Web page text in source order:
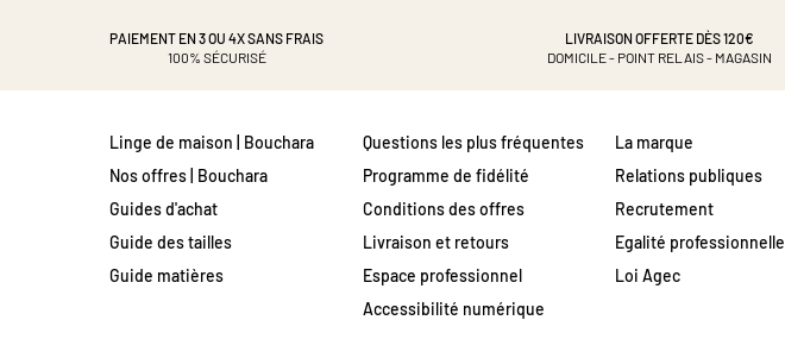
PAIEMENT EN 3 OU 4XSANS FRAIS
100% SÉCURISÉ
LIVRAISON OFFERTE DÈS 120€
DOMICILE - POINT RELAIS - MAGASIN
Linge de maison | Bouchara
Nos offres | Bouchara
Guides d'achat
Guide des tailles
Guide matières
Questions les plus fréquentes
Programme de fidélité
Conditions des offres
Livraison et retours
Espace professionnel
Accessibilité numérique
La marque
Relations publiques
Recrutement
Egalité professionnelle
Loi Agec